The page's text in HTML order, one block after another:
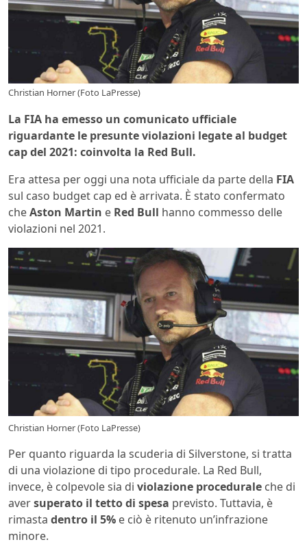
Christian Horner (Foto LaPresse)
La FIA ha emesso un comunicato ufficiale
riguardante le presunte violazioni legate al budget
cap del 2021: coinvolta la Red Bull.
Era attesa per oggi una nota ufficiale da parte della FIA
sul caso budget cap ed è arrivata. È stato confermato
cheAston Martin e Red Bull hanno commesso delle
violazioni nel 2021.
Christian Horner (Foto LaPresse)
Per quanto riguarda la scuderia di Silverstone, si tratta
di una violazione di tipo procedurale. La Red Bull,
invece, è colpevole sia di violazione procedurale che di
aversuperato il tetto di spesa previsto. Tuttavia, è
rimasta dentro il 5% e ciò è ritenuto un’infrazione
minore.